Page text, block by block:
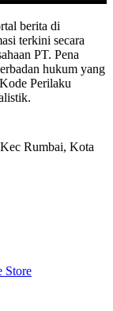
berita di
terkini secara
PT. Pena
hukum yang
Perilaku
Rumbai, Kota
Store